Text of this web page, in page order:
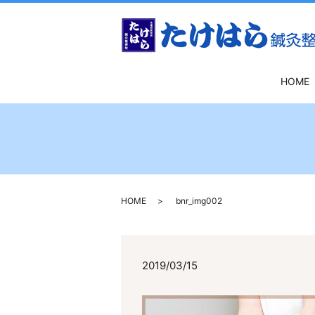
HOME
HOME bnr_img002
2019/03/15